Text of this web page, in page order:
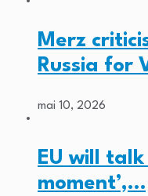
Merz
Russia for
mai 10, 2026
EU will
moment’,…